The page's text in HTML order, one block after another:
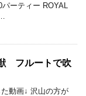
ーティー ROYAL
フルートで吹
動画↓ 沢山の方が